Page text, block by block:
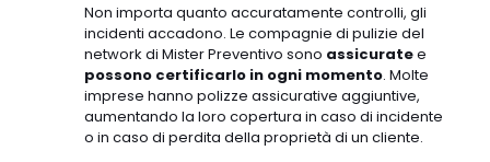
Non importa quanto accuratamente controlli, gli
incidenti accadono. Le compagnie di pulizie del
network di Mister Preventivo sono assicuratee
possono certificarlo in ogni momento. Molte
imprese hanno polizze assicurative aggiuntive,
aumentando la loro copertura in caso di incidente
o in caso di perdita della proprietà di un cliente.